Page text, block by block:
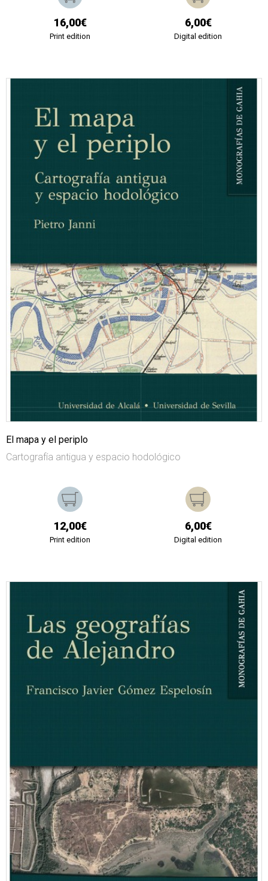
16,00€
Print edition
6,00€
Digital edition
El mapa y el periplo
Cartografía antigua y espacio hodológico
12,00€
Print edition
6,00€
Digital edition